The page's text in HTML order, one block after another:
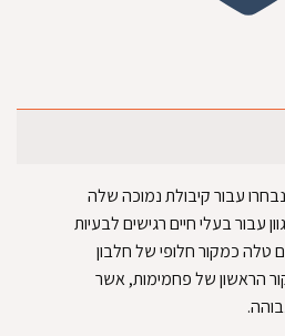
עבור קיבולת נמוכה שלה
עבור בעלי חיים רגישים לבעיות
טלה כמקור חלופי של חלבון
הראשון של פחמימות, אשר